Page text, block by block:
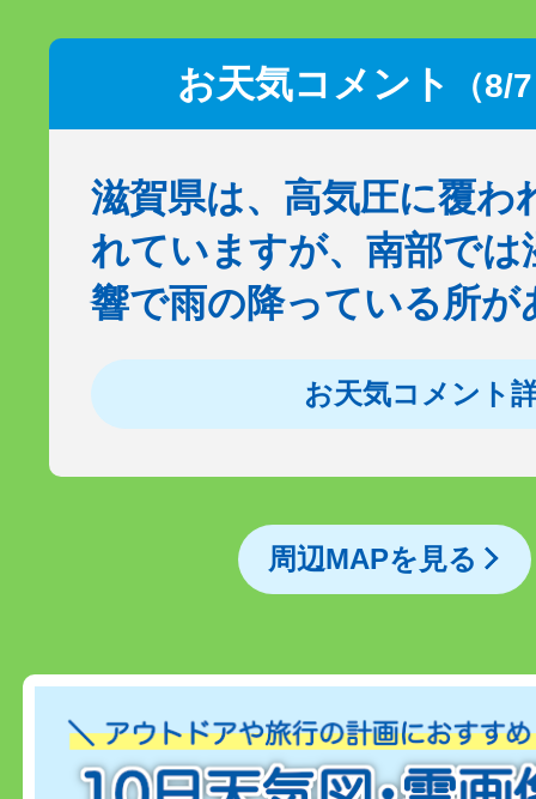
お天気コメント （8/
滋賀県は、高気圧に覆わ
れていますが、南部では
響で雨の降っている所
お天気コメント
周辺MAPを見る